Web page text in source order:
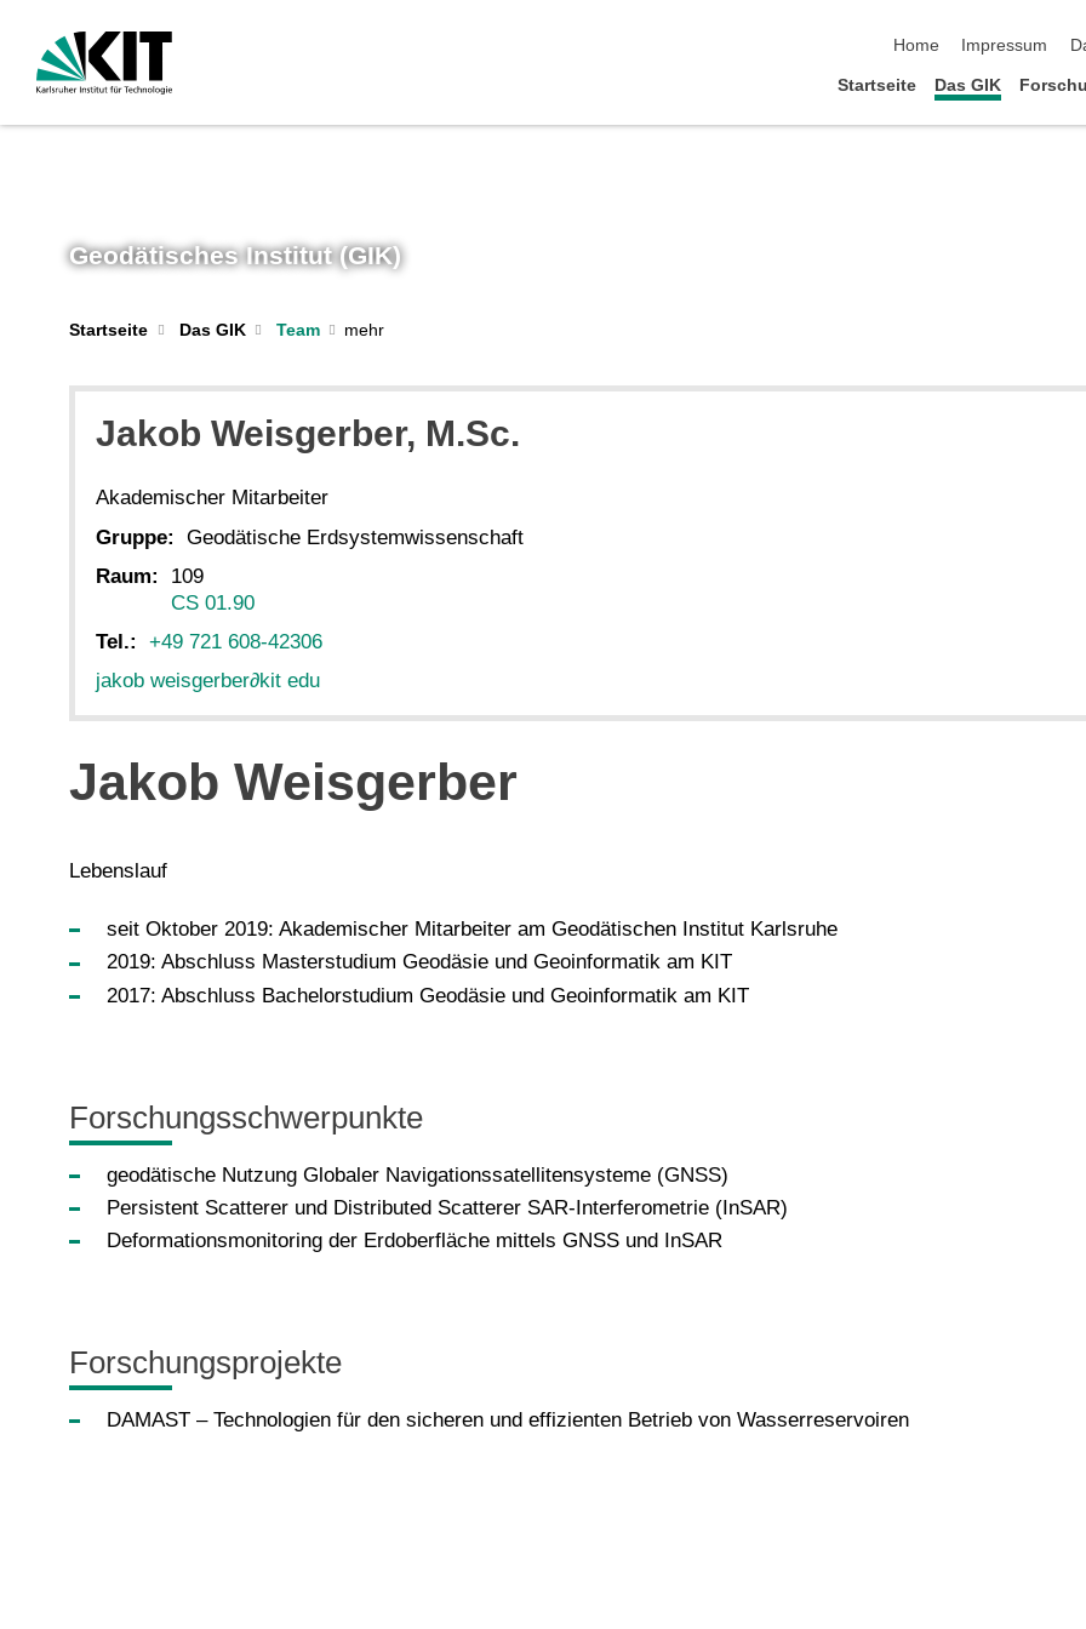
Home
Impressum
Startseite Das GIK
Geodätisches Institut (GIK)
Startseite Das GIK Team
Jakob Weisgerber, M.Sc.
Akademischer Mitarbeiter
Gruppe:
Geodätische Erdsystemwissenschaft
Raum:
109
CS 01.90
Tel.:
+49 721 608-42306
jakob weisgerber∂kit edu
Jakob Weisgerber
Lebenslauf
seit Oktober 2019: Akademischer Mitarbeiter am Geodätischen Institut Karlsruhe
2019: Abschluss Masterstudium Geodäsie und Geoinformatik am KIT
2017: Abschluss Bachelorstudium Geodäsie und Geoinformatik am KIT
Forschungsschwerpunkte
geodätische Nutzung Globaler Navigationssatellitensysteme (GNSS)
Persistent Scatterer und Distributed Scatterer SAR-Interferometrie (InSAR)
Deformationsmonitoring der Erdoberfläche mittels GNSS und InSAR
Forschungsprojekte
DAMAST – Technologien für den sicheren und effizienten Betrieb von Wasserreservoiren